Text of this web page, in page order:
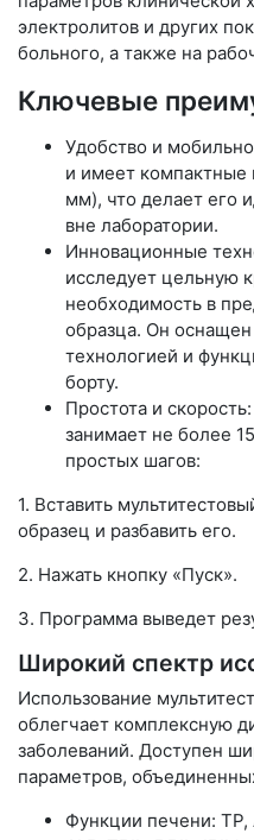
электролитов и других
больного, а также на
Ключевые
Удобство и
и имеет компактные
мм), что делает его
вне лаборатории.
Инновационные
исследует цельную
необходимость в
образца. Он
технологией и
борту.
Простота и
занимает не более
простых шагов:
1. Вставить
образец и разбавить его.
2. Нажать кнопку «Пуск».
3. Программа выведет
Широкий спектр
Использование
облегчает комплексную
заболеваний. Доступен
параметров,
Функции печени: TP,